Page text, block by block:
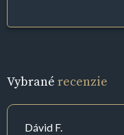
Vybrané recenzie
Dávid F.